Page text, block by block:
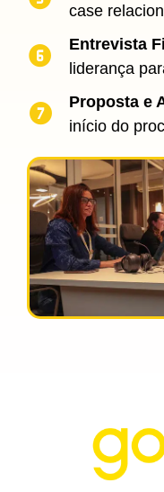
case
Entrevista
liderança
Proposta e
início do